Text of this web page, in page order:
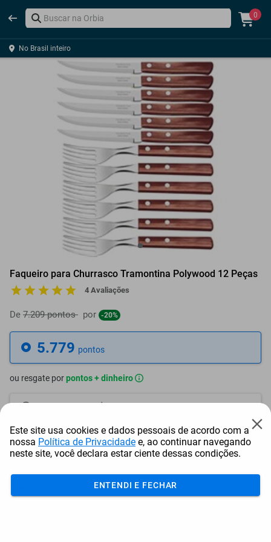
0
No Brasil inteiro
Faqueiro para Churrasco Tramontina Polywood 12 Peças
4 Avaliações
De 7.209 pontos por -20%
5.779 pontos
ou resgate porpontos + dinheiro
5.202 + R$ 26,54
4.913 pontos + R$ 39,84
4.624 pontos + R$ 53,13
Este site usa cookies e dados pessoais de acordo com a
nossa Política de Privacidade e, ao continuar navegando
neste site, você declara estar ciente dessas condições.
ENTENDI E FECHAR